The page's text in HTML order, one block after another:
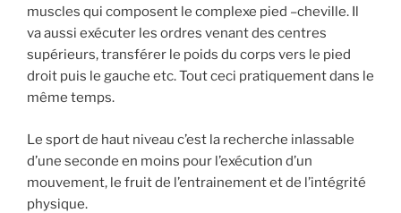
muscles qui composent le complexe pied –cheville. Il
va aussi exécuter les ordres venant des centres
supérieurs, transférer le poids du corps vers le pied
droit puis le gauche etc. Tout ceci pratiquement dans le
même temps.
Le sport de haut niveau c’est la recherche inlassable
d’une seconde en moins pour l’exécution d’un
mouvement, le fruit de l’entrainement et de l’intégrité
physique.